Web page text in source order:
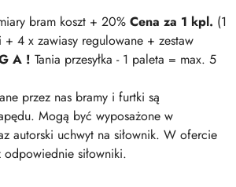
bram koszt + 20% Cena za 1 kpl. (1
+ 4 x zawiasy regulowane + zestaw
A ! Tania przesyłka - 1 paleta = max. 5
przez nas bramy i furtki są
Mogą być wyposażone w
autorski uchwyt na siłownik. W ofercie
siłowniki.